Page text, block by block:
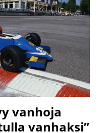
vanhoja
vanhaksi”